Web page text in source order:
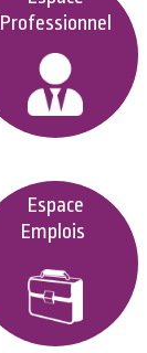
Professionnel
Espace
Emplois